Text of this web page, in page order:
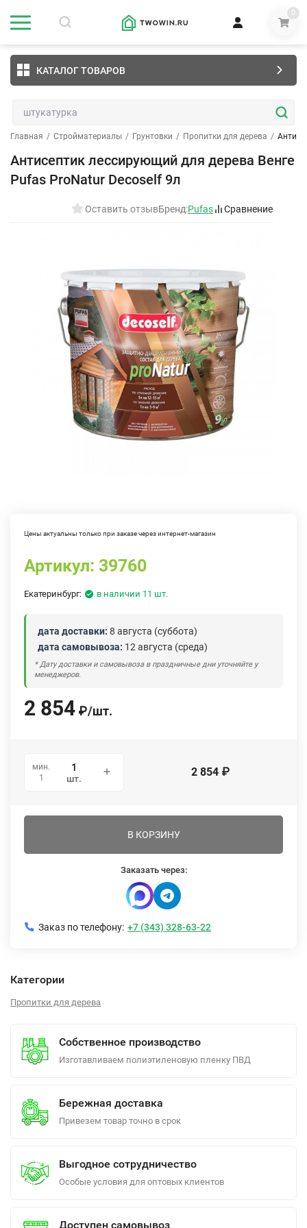
0
КАТАЛОГ ТОВАРОВ
Главная / Стройматериалы / Грунтовки / Пропитки для дерева /
Антисептик лессирующий для дерева Венге
Pufas ProNatur Decoself 9л
Оставить отзывБренд:Pufas Сравнение
Цены актуальны только при заказе через интернет-магазин
Артикул: 39760
Екатеринбург: в наличии 11 шт.
дата доставки: 8 августа (суббота)
дата самовывоза: 12 августа (среда)
* Дату доставки и самовывоза в праздничные дни уточняйте у
менеджеров.
2 854 ₽/шт.
мин.
1
шт. 2 854 ₽
В КОРЗИНУ
Заказать через:
Заказ по телефону: +7 (343) 328-63-22
Категории
Пропитки для дерева
Собственное производство
Изготавливаем полиэтиленовую пленку ПВД
Бережная доставка
Привезем товар точно в срок
Выгодное сотрудничество
Особые условия для оптовых клиентов
Доступен самовывоз